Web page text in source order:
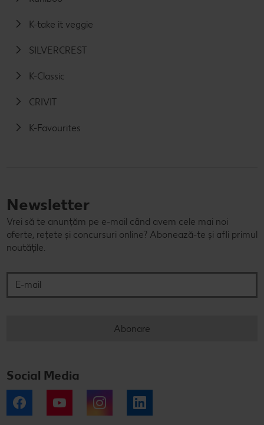
K-take it veggie
SILVERCREST
K-Classic
CRIVIT
K-Favourites
Newsletter
Vrei să te anunțăm pe e-mail când avem cele mai noi
oferte, rețete și concursuri online? Abonează-te și afli primul
noutățile.
Abonare
Social Media
Facebook YouTube Instagram